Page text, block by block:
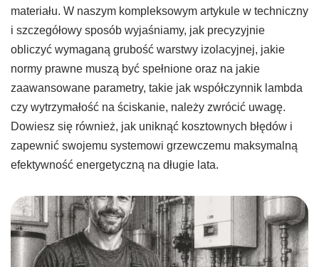
materiału. W naszym kompleksowym artykule w techniczny
i szczegółowy sposób wyjaśniamy, jak precyzyjnie
obliczyć wymaganą grubość warstwy izolacyjnej, jakie
normy prawne muszą być spełnione oraz na jakie
zaawansowane parametry, takie jak współczynnik lambda
czy wytrzymałość na ściskanie, należy zwrócić uwagę.
Dowiesz się również, jak uniknąć kosztownych błędów i
zapewnić swojemu systemowi grzewczemu maksymalną
efektywność energetyczną na długie lata.